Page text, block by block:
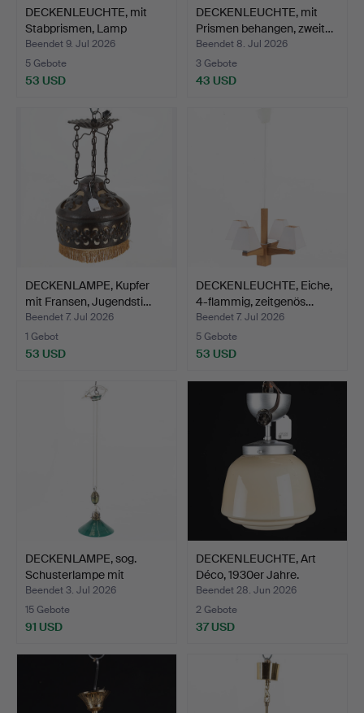
DECKENLEUCHTE, mit
Stabprismen, Lamp
Gusta…
Beendet 9. Jul 2026
5 Gebote
53 USD
DECKENLEUCHTE, mit
Prismen behangen, zweit…
Beendet 8. Jul 2026
3 Gebote
43 USD
DECKENLAMPE, Kupfer
mit Fransen, Jugendsti…
Beendet 7. Jul 2026
1 Gebot
53 USD
DECKENLEUCHTE, Eiche,
4-flammig, zeitgenös…
Beendet 7. Jul 2026
5 Gebote
53 USD
DECKENLAMPE, sog.
Schusterlampe mit
Zugvor…
Beendet 3. Jul 2026
15 Gebote
91 USD
DECKENLEUCHTE, Art
Déco, 1930er Jahre.
Beendet 28. Jun 2026
2 Gebote
37 USD